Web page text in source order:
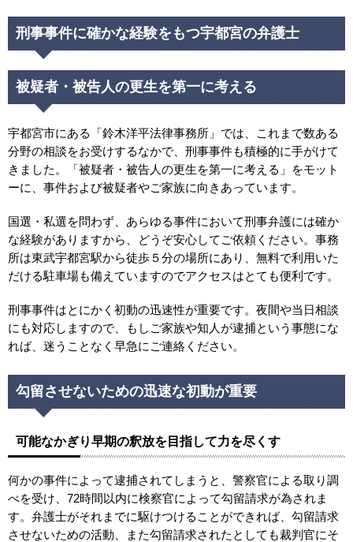
刑事事件に確かな経験をもつ宇都宮の弁護士
被疑者・被告人の更生を第一に考える
宇都宮市にある「鈴木洋平法律事務所」では、これまで数ある
分野の相談をお受けするなかで、刑事事件も積極的に手がけて
きました。「被疑者・被告人の更生を第一に考える」をモット
ーに、事件および被疑者やご家族に向きあっています。
国選・私選を問わず、あらゆる事件において刑事弁護には確か
な経験がありますから、どうぞ安心してご依頼ください。事務
所は東武宇都宮駅から徒歩５分の場所にあり、無料で利用いた
だける駐車場も備えていますのでアクセスはとても便利です。
刑事事件はとにかく初動の迅速性が重要です。夜間や当日相談
にも対応しますので、もしご家族や知人が逮捕という事態にな
れば、迷うことなく早急にご連絡ください。
勾留させないための迅速な初動が重要
可能なかぎり早期の釈放を目指して力を尽くす
何かの事件によって逮捕されてしまうと、警察官による取り調
べを受け、72時間以内に検察官によって勾留請求が為されま
す。弁護士がそれまでに駆けつけることができれば、勾留請求
させないための活動、また勾留請求されたとしても裁判官にそ